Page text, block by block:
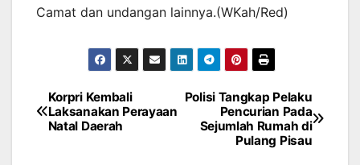
Camat dan undangan lainnya.(WKah/Red)
Post
navigation
Polisi Tangkap Pelaku
Pencurian Pada
Sejumlah Rumah di
Pulang Pisau
Korpri Kembali
Laksanakan Perayaan
Natal Daerah